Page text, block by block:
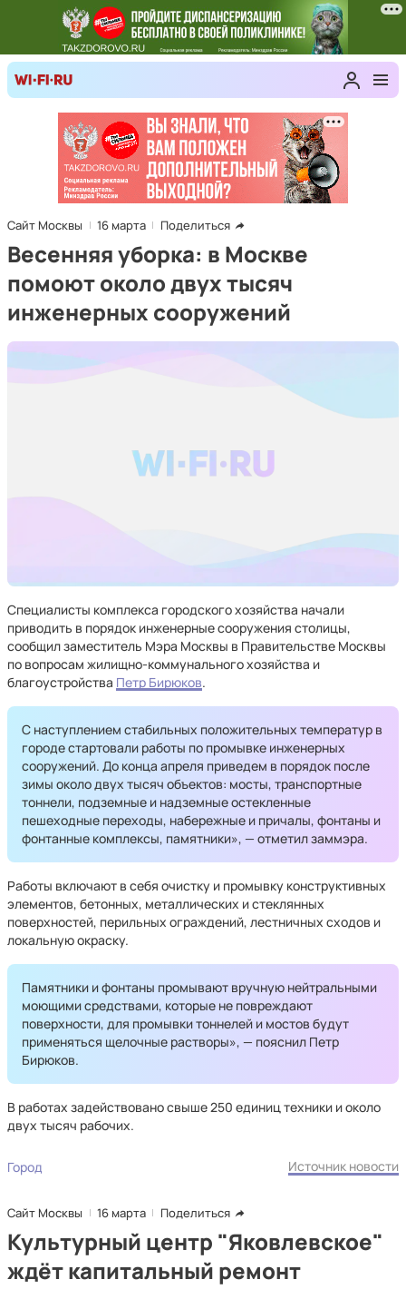
Сайт Москвы 16 марта Поделиться
Весенняя уборка: в Москве
помоют около двух тысяч
инженерных сооружений
Специалисты комплекса городского хозяйства начали
приводить в порядок инженерные сооружения столицы,
сообщил заместитель Мэра Москвы в Правительстве Москвы
по вопросам жилищно-коммунального хозяйства и
благоустройства Петр Бирюков.
С наступлением стабильных положительных температур в
городе стартовали работы по промывке инженерных
сооружений. До конца апреля приведем в порядок после
зимы около двух тысяч объектов: мосты, транспортные
тоннели, подземные и надземные остекленные
пешеходные переходы, набережные и причалы, фонтаны и
фонтанные комплексы, памятники», — отметил заммэра.
Работы включают в себя очистку и промывку конструктивных
элементов, бетонных, металлических и стеклянных
поверхностей, перильных ограждений, лестничных сходов и
локальную окраску.
Памятники и фонтаны промывают вручную нейтральными
моющими средствами, которые не повреждают
поверхности, для промывки тоннелей и мостов будут
применяться щелочные растворы», — пояснил Петр
Бирюков.
В работах задействовано свыше 250 единиц техники и около
двух тысяч рабочих.
Город Источник новости
Сайт Москвы 16 марта Поделиться
Культурный центр "Яковлевское"
ждёт капитальный ремонт